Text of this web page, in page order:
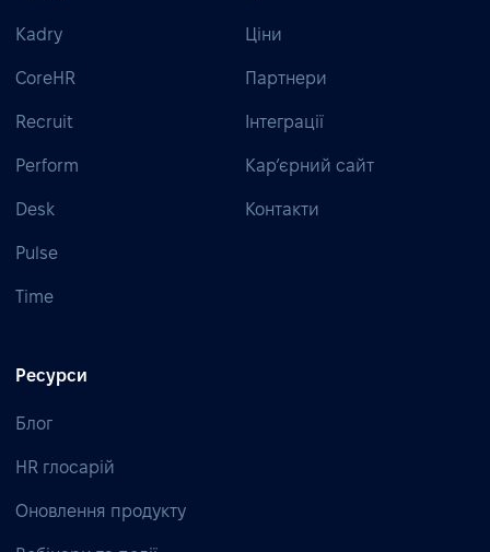
Kadry
CoreHR
Recruit
Perform
Desk
Pulse
Time
Ціни
Партнери
Інтеграції
Кар’єрний сайт
Контакти
Ресурси
Блог
HR глосарій
Оновлення продукту